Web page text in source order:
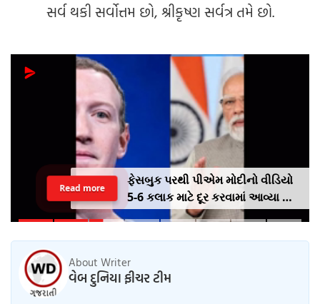
સર્વ થકી સર્વોત્તમ છો, શ્રીકૃષ્ણ સર્વત્ર તમે છો.
ફેસબુક પરથી પીએમ મોદીનો વીડિયો
5-6 કલાક માટે દૂર કરવામાં આવ્યા બાદ
મેટાના સીઈઓ માર્ક ઝુકરબર્ગે
Read more
About Writer
વેબ દુનિયા ફીચર ટીમ